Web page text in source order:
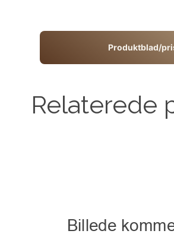
Produktblad/
Relaterede